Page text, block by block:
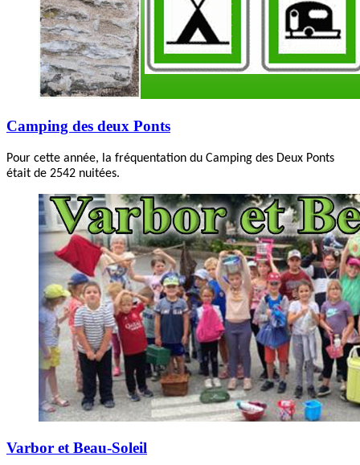
Camping des deux Ponts
Pour cette année, la fréquentation du Camping des Deux Ponts
était de 2542 nuitées.
Varbor et Beau-Soleil